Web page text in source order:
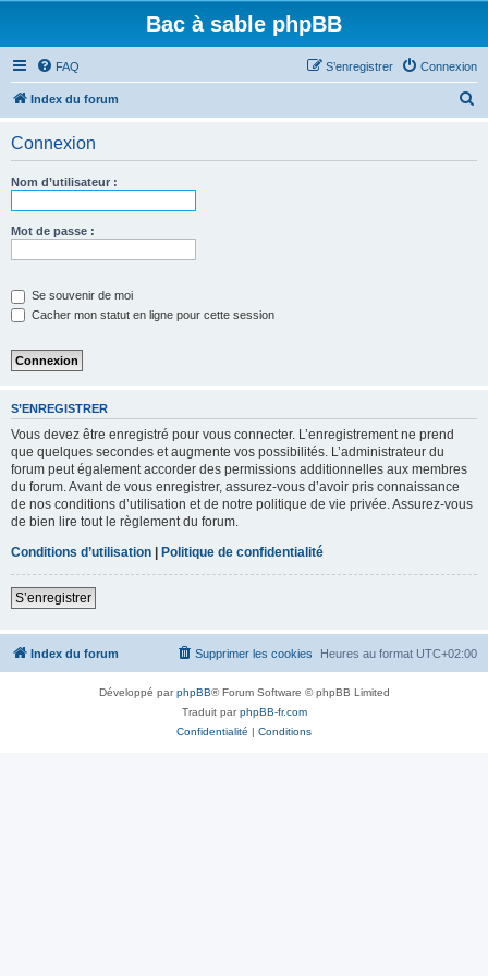
Bac à sable phpBB
FAQ Connexion
S’enregistrer
Index du forum
Connexion
Nom d’utilisateur :
Mot de passe :
Se souvenir de moi
Cacher mon statut en ligne pour cette session
S’ENREGISTRER
Vous devez être enregistré pour vous connecter. L’enregistrement ne prend
que quelques secondes et augmente vos possibilités. L’administrateur du
forum peut également accorder des permissions additionnelles aux membres
du forum. Avant de vous enregistrer, assurez-vous d’avoir pris connaissance
de nos conditions d’utilisation et de notre politique de vie privée. Assurez-vous
de bien lire tout le règlement du forum.
Conditions d’utilisation | Politique de confidentialité
S’enregistrer
Index du forum Heures au format UTC+02:00
Supprimer les cookies
Développé parphpBB® Forum Software © phpBB Limited
Traduit parphpBB-fr.com
Confidentialité | Conditions